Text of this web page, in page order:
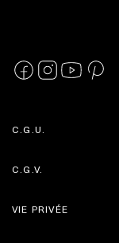
C.G.U.
C.G.V.
VIE PRIVÉE